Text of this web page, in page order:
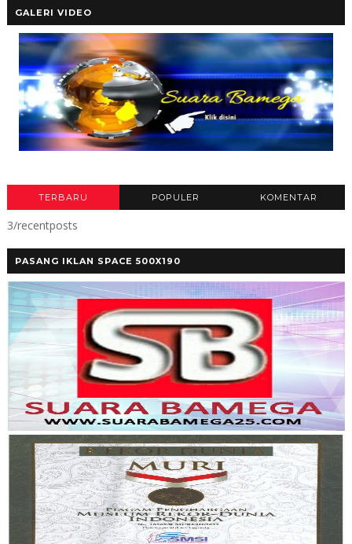
GALERI VIDEO
TERBARU POPULER KOMENTAR
3/recentposts
PASANG IKLAN SPACE 500X190